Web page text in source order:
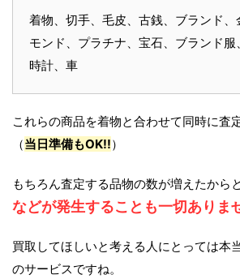
着物、切手、毛皮、古銭、ブランド
モンド、プラチナ、宝石、ブランド服
時計、車
これらの商品を着物と合わせて同時に査
（当日準備もOK!!）
もちろん査定する品物の数が増えたから
などが発生することも一切ありま
買取してほしいと考える人にとっては本
のサービスですね。